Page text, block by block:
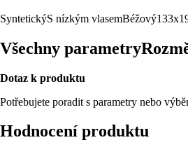
SyntetickýS nízkým vlasemBéžový
Všechny parametry
Dotaz k produktu
Potřebujete poradit s parametry nebo
Hodnocení produktu